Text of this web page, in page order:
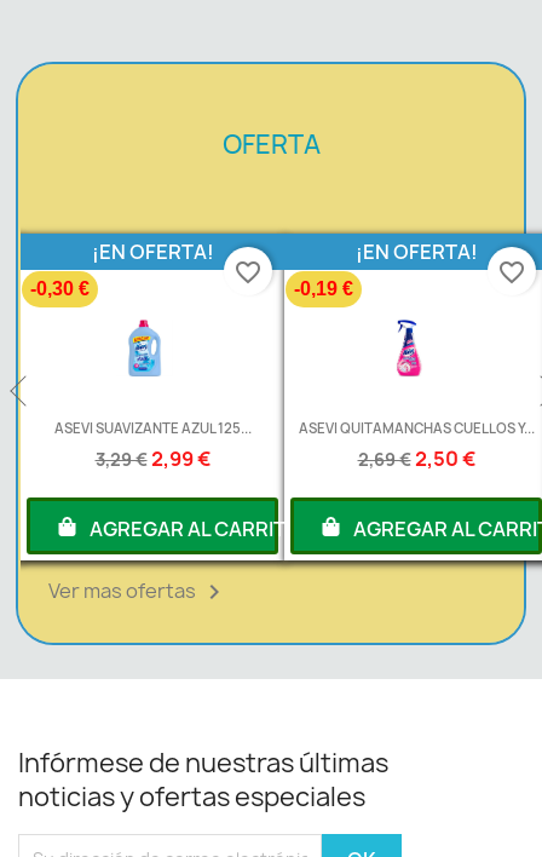
OFERTA
ASEVI SUAVIZANTE AZUL 125...
3,29 €2,99 €
¡EN OFERTA!
-0,30 €
AGREGAR AL CARRITO
favorite_border
ASEVI QUITAMANCHAS CUELLOS Y...
2,69 €2,50 €
¡EN OFERTA!
-0,19 €
AGREGAR AL
favorite_border
Ver mas ofertas 
Infórmese de nuestras últimas
noticias y ofertas especiales